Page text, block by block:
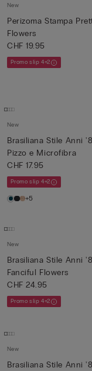
New
Perizoma Stampa
Flowers
CHF 19.95
Promo slip 4+2
New
Brasiliana Stile Anni
Pizzo e Microfibra
CHF 17.95
Promo slip 4+2
+5
New
Brasiliana Stile Anni
Fanciful Flowers
CHF 24.95
Promo slip 4+2
New
Brasiliana Stile Anni